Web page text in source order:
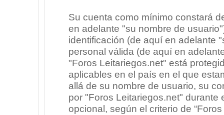
Su cuenta como mínimo constará
en adelante "su nombre de
identificación (de aquí en adelante
personal válida (de aquí en
"Foros Leitariegos.net" está
aplicables en el país en el que
allá de su nombre de usuario, su
por "Foros Leitariegos.net" durante
opcional, según el criterio de